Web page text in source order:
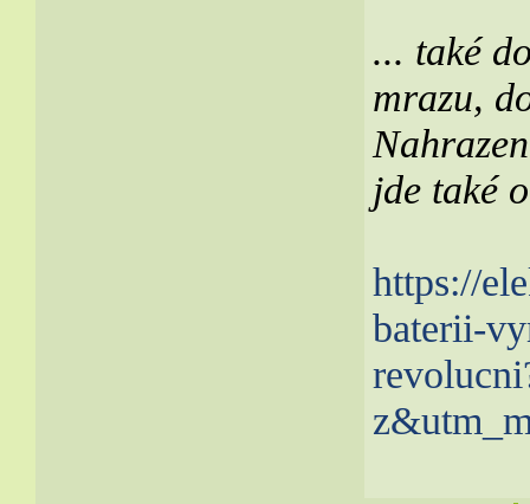
... také
mrazu,
jde také
https://
baterii-